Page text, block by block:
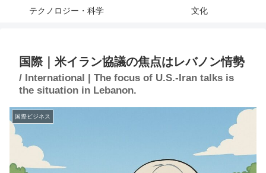
テクノロジー・科学 文化
国際｜米イラン協議の焦点はレバノン情勢
/ International | The focus of U.S.-Iran talks is
the situation in Lebanon.
国際ビジネス